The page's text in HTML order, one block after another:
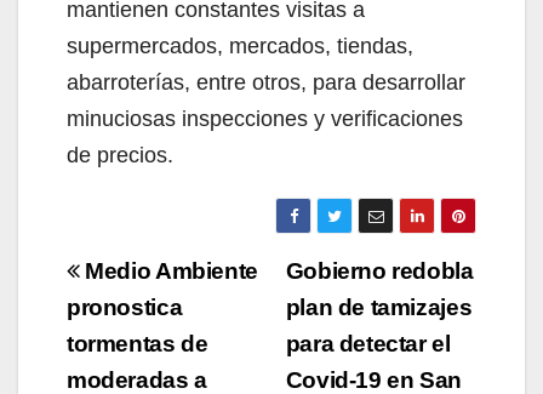
mantienen constantes visitas a
supermercados, mercados, tiendas,
abarroterías, entre otros, para desarrollar
minuciosas inspecciones y verificaciones
de precios.
Navegación
de
entradas
Gobierno redobla
plan de tamizajes
para detectar el
Covid-19 en San
Medio Ambiente
pronostica
tormentas de
moderadas a